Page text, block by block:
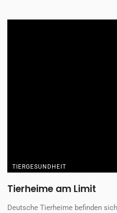
TIERGESUNDHEIT
Tierheime am Limit
Deutsche Tierheime befinden